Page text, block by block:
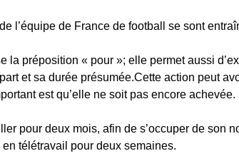
l’équipe de France de football se sont
la préposition « pour »; elle permet aussi
et sa durée présumée.Cette action peut
est qu’elle ne soit pas encore achevée.
pour deux mois, afin de s’occuper de son
en télétravail pour deux semaines.